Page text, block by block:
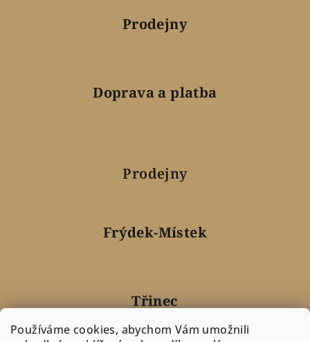
Používáme cookies, abychom Vám umožnili
Prodejny
Doprava a platba
Prodejny
Frýdek-Místek
Třinec